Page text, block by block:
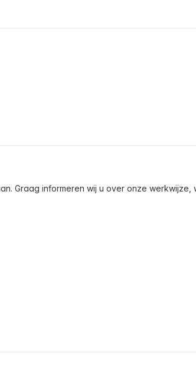
Graag informeren wij u over onze